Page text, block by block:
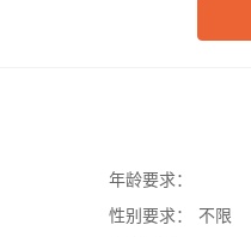
年龄要求：
性别要求：
不限